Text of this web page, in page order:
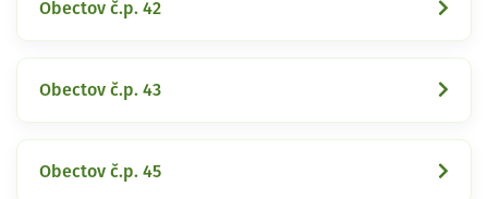
Obectov č.p. 42
Obectov č.p. 43
Obectov č.p. 45